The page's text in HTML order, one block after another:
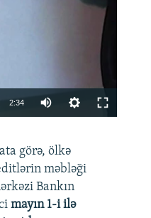
2:34
360p
480p
720p
görə, ölkə
məbləği
Bankın
mayın 1-i ilə